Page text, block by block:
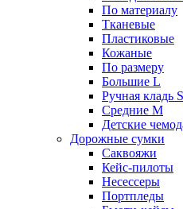
По материалу
Тканевые
Пластиковые
Кожаные
По размеру
Большие L
Ручная кладь S
Средние M
Детские
Дорожные сумки
Саквояжи
Кейс-пилоты
Несессеры
Портпледы